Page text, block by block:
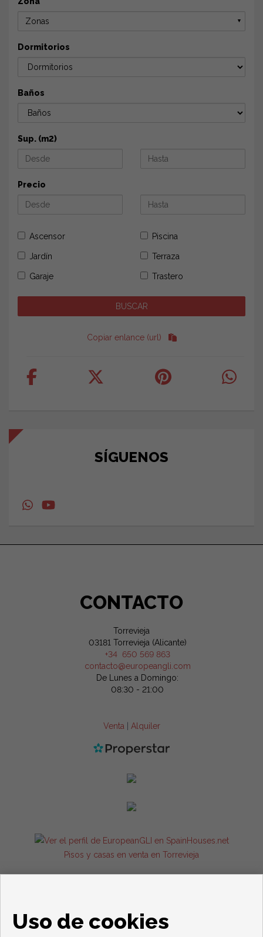
Zonas ▼
Dormitorios
Baños
Sup. (m2)
Precio
Ascensor Piscina
Jardín Terraza
Garaje Trastero
Copiar enlance (url)
SÍGUENOS
CONTACTO
Torrevieja
03181 Torrevieja (Alicante)
+34 650 569 863
contacto@europeangli.com
De Lunes a Domingo:
08:30 - 21:00
Venta Alquiler
Pisos y casas en venta en Torrevieja
Uso de cookies